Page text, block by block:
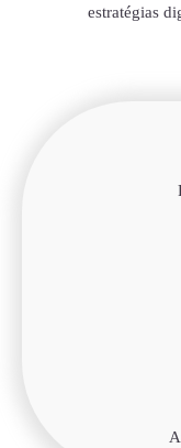
estratégias